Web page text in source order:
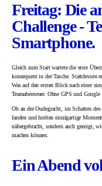
Freitag: Die
Challenge -
Smartphone.
Gleich zum Start wartete die erste
konsequent in der Tasche. Stattdessen
Was auf den ersten Blick nach einer
Teamabenteuer. Ohne GPS und
Ob an der Oudegracht, im Schatten
fanden und hielten einzigartige
nähergebracht, sondern auch gezeigt,
machen können.
Ein Abend